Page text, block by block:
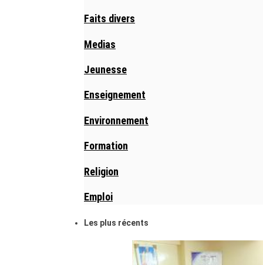
Faits divers
Medias
Jeunesse
Enseignement
Environnement
Formation
Religion
Emploi
Les plus récents